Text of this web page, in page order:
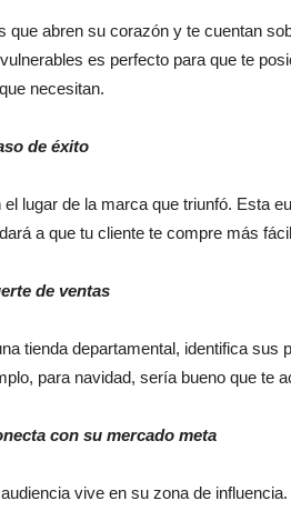
que abren su corazón y te cuentan
es perfecto para que te
necesitan.
de éxito
lugar de la marca que triunfó. Esta
a que tu cliente te compre más
de ventas
tienda departamental, identifica sus
para navidad, sería bueno que te
con su mercado meta
vive en su zona de